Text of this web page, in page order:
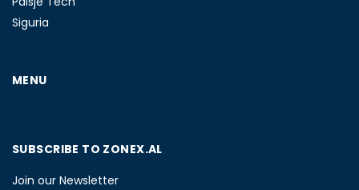
Siguria
MENU
SUBSCRIBE TO ZONEX.AL
Join our Newsletter